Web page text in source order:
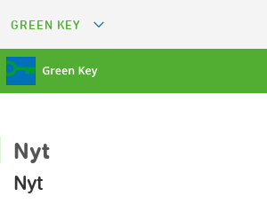
GREEN KEY
GREEN RESTAURANT
GREEN SPORT FACILITY
GREEN TOURISM ORGANIZATION
Nyt
Nyt